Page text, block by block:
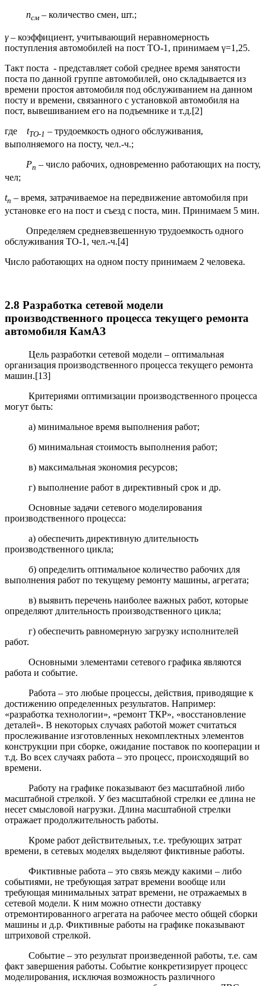
псм – количество смен, шт.;
γ– коэффициент, учитывающий неравномерность
поступления автомобилей на пост ТО-1, принимаем γ=1,25.
Такт поста - представляет собой среднее время занятости
поста по данной группе автомобилей, оно складывается из
времени простоя автомобиля под обслуживанием на данном
посту и времени, связанного с установкой автомобиля на
пост, вывешиванием его на подъемнике и т.д.[2]
где tТО-1 – трудоемкость одного обслуживания,
выполняемого на посту, чел.-ч.;
Рп – число рабочих, одновременно работающих на посту,
чел;
tп – время, затрачиваемое на передвижение автомобиля при
установке его на пост и съезд с поста, мин. Принимаем 5 мин.
Определяем средневзвешенную трудоемкость одного
обслуживания ТО-1, чел.-ч.[4]
Число работающих на одном посту принимаем 2 человека.
2.8 Разработка сетевой модели
производственного процесса текущего ремонта
автомобиля КамАЗ
Цель разработки сетевой модели – оптимальная
организация производственного процесса текущего ремонта
машин.[13]
Критериями оптимизации производственного процесса
могут быть:
а) минимальное время выполнения работ;
б) минимальная стоимость выполнения работ;
в) максимальная экономия ресурсов;
г) выполнение работ в директивный срок и др.
Основные задачи сетевого моделирования
производственного процесса:
а) обеспечить директивную длительность
производственного цикла;
б) определить оптимальное количество рабочих для
выполнения работ по текущему ремонту машины, агрегата;
в) выявить перечень наиболее важных работ, которые
определяют длительность производственного цикла;
г) обеспечить равномерную загрузку исполнителей
работ.
Основными элементами сетевого графика являются
работа и событие.
Работа – это любые процессы, действия, приводящие к
достижению определенных результатов. Например:
«разработка технологии», «ремонт ТКР», «восстановление
деталей». В некоторых случаях работой может считаться
прослеживание изготовленных некомплектных элементов
конструкции при сборке, ожидание поставок по кооперации и
т.д. Во всех случаях работа – это процесс, происходящий во
времени.
Работу на графике показывают без масштабной либо
масштабной стрелкой. У без масштабной стрелки ее длина не
несет смысловой нагрузки. Длина масштабной стрелки
отражает продолжительность работы.
Кроме работ действительных, т.е. требующих затрат
времени, в сетевых моделях выделяют фиктивные работы.
Фиктивные работа – это связь между какими – либо
событиями, не требующая затрат времени вообще или
требующая минимальных затрат времени, не отражаемых в
сетевой модели. К ним можно отнести доставку
отремонтированного агрегата на рабочее место общей сборки
машины и д.р. Фиктивные работы на графике показывают
штриховой стрелкой.
Событие – это результат произведенной работы, т.е. сам
факт завершения работы. Событие конкретизирует процесс
моделирования, исключая возможность различного